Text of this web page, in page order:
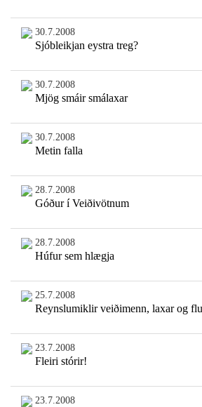
30.7.2008
Sjóbleikjan eystra treg?
30.7.2008
Mjög smáir smálaxar
30.7.2008
Metin falla
28.7.2008
Góður í Veiðivötnum
28.7.2008
Húfur sem hlægja
25.7.2008
Reynslumiklir veiðimenn, laxar og
23.7.2008
Fleiri stórir!
23.7.2008